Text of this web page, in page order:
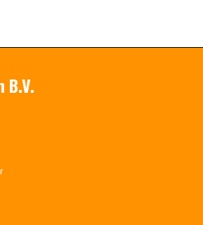
B.V.